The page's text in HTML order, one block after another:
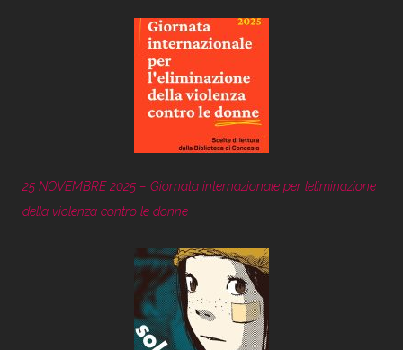
25 NOVEMBRE 2025 – Giornata internazionale per l’eliminazione
della violenza contro le donne